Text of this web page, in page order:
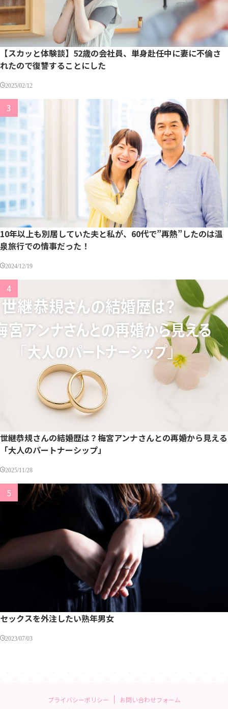
【スカッと体験談】52歳の会社員、単身赴任中に妻に不倫さ
れたので復讐することにした
2025/02/12
10年以上も別居していた夫と私が、60代で”再熱”したのは温
泉旅行での情事だった！
2024/12/19
世継恭規さんの結婚歴は？梅宮アンナさんとの再婚から見える
「大人のパートナーシップ」
2025/11/28
セックスを外注したい熟年男女
2023/07/03
プライバシーポリシー お問い合わせフォーム